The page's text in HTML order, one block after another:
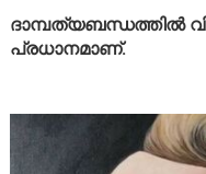
ദാമ്പത്യബന്ധത്തിൽ
പ്രധാനമാണ്.